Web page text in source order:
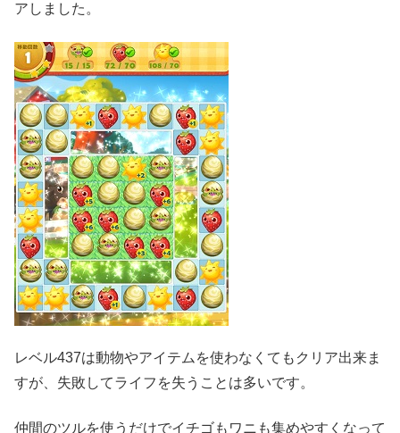
アしました。
レベル437は動物やアイテムを使わなくてもクリア出来ま
すが、失敗してライフを失うことは多いです。
仲間のツルを使うだけでイチゴもワニも集めやすくなって